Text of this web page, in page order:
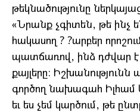
թեկնածությունը
«Նրանք չգիտեն, թե ինչ
հակասող ? ?արբեր
պատճառով, ինձ դժվար է
քայլերը:
գործող նախագահ Իլհամ
եւ ես չեմ կարծում, թե